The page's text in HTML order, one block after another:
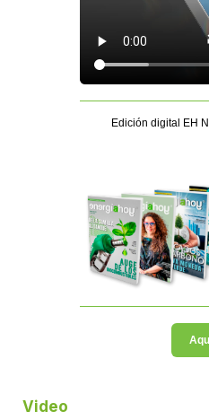
Edición digital EH
Video